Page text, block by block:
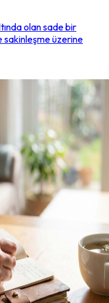
olan sade bir
sakinleşme üzerine